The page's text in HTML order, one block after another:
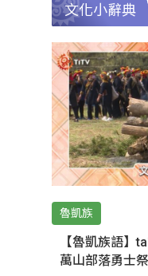
文化小辭典
魯凱族
【魯凱族語】
萬山部落勇士